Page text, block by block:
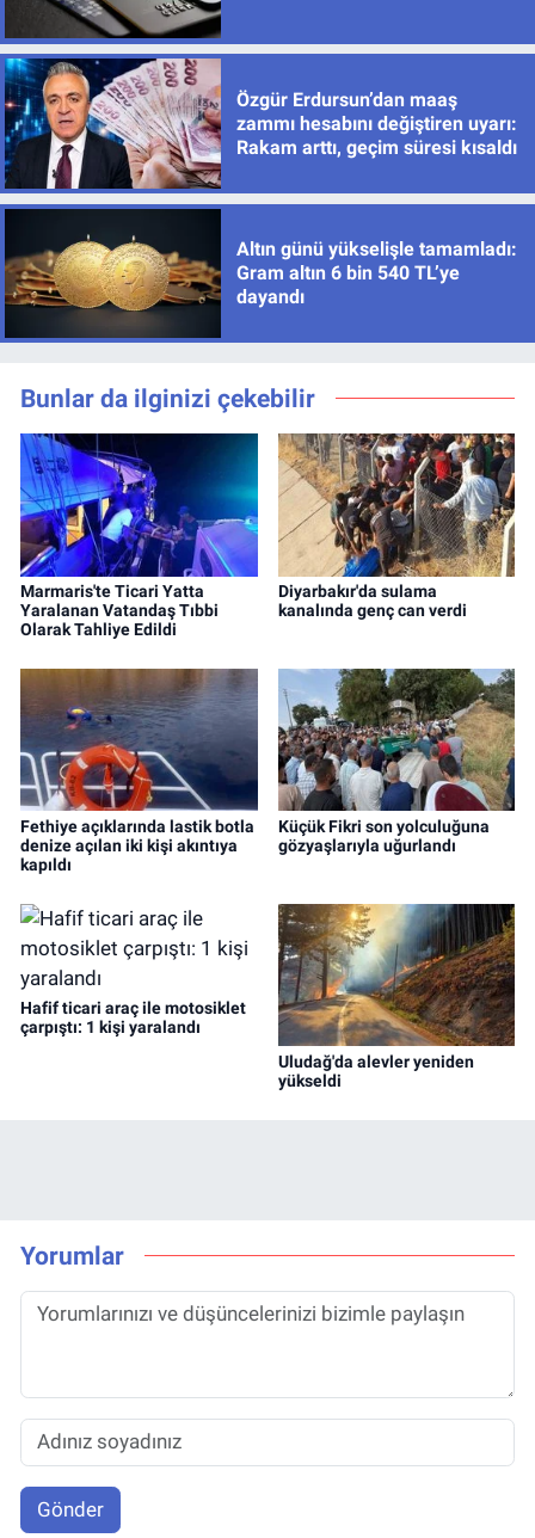
Özgür Erdursun’dan maaş
zammı hesabını değiştiren uyarı:
Rakam arttı, geçim süresi kısaldı
Altın günü yükselişle tamamladı:
Gram altın 6 bin 540 TL’ye
dayandı
Bunlar da ilginizi çekebilir
Marmaris'te Ticari Yatta
Yaralanan Vatandaş Tıbbi
Olarak Tahliye Edildi
Diyarbakır'da sulama
kanalında genç can verdi
Fethiye açıklarında lastik botla
denize açılan iki kişi akıntıya
kapıldı
Küçük Fikri son yolculuğuna
gözyaşlarıyla uğurlandı
Hafif ticari araç ile motosiklet
çarpıştı: 1 kişi yaralandı
Uludağ'da alevler yeniden
yükseldi
Yorumlar
Gönder